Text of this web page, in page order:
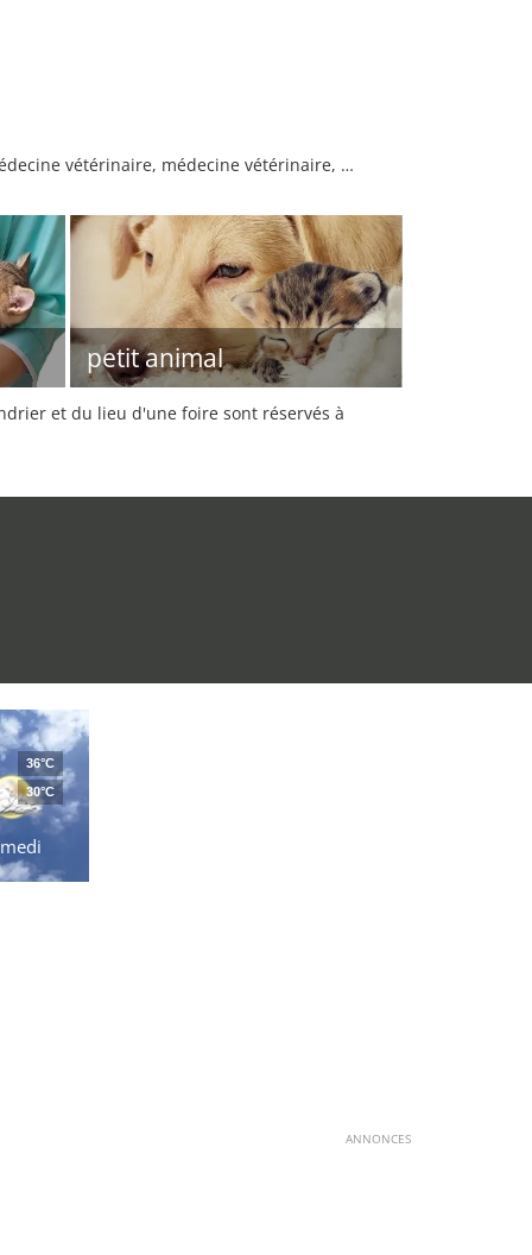
vétérinaire, médecine vétérinaire, …
petit animal
et du lieu d'une foire sont réservés à
36°C
30°C
ANNONCES